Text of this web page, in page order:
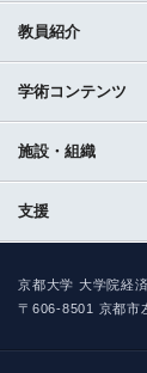
教員紹介
学術コンテンツ
施設・組織
支援
京都大学 大学院経
〒606-8501 京都市